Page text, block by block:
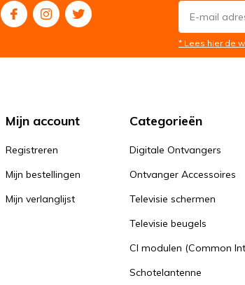
* Lees hier de
Mijn account
Registreren
Mijn bestellingen
Mijn verlanglijst
Categorieën
Digitale Ontvangers
Ontvanger Accessoires
Televisie schermen
Televisie beugels
CI modulen (Common
Schotelantenne